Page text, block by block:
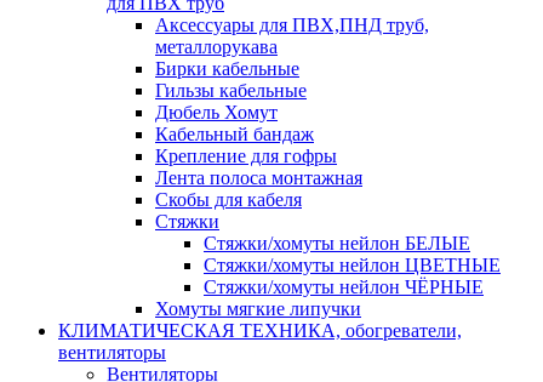
Аксессуары для ПВХ,ПНД труб,
металлорукава
Бирки кабельные
Гильзы кабельные
Дюбель Хомут
Кабельный бандаж
Крепление для гофры
Лента полоса монтажная
Скобы для кабеля
Стяжки
Стяжки/хомуты нейлон БЕЛЫЕ
Стяжки/хомуты нейлон ЦВЕТНЫЕ
Стяжки/хомуты нейлон ЧЁРНЫЕ
Хомуты мягкие липучки
КЛИМАТИЧЕСКАЯ ТЕХНИКА, обогреватели,
вентиляторы
Вентиляторы